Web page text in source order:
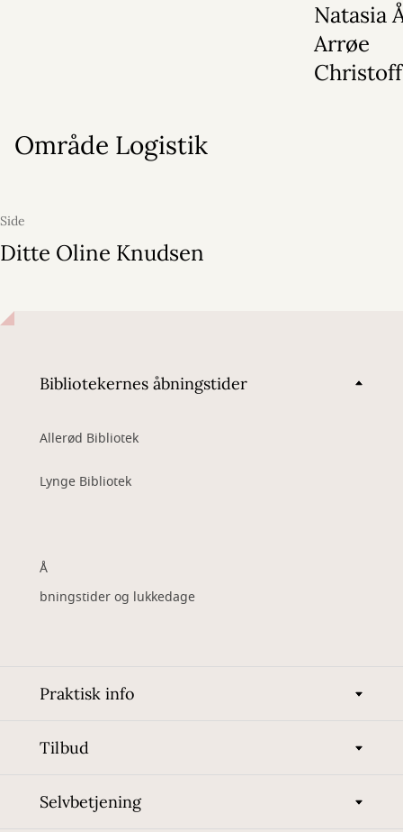
Natasia
Arrøe
Område Logistik
Side
Ditte Oline Knudsen
Bibliotekernes åbningstider
Allerød Bibliotek
Lynge Bibliotek
Å
bningstider og lukkedage
Praktisk info
Tilbud
Selvbetjening